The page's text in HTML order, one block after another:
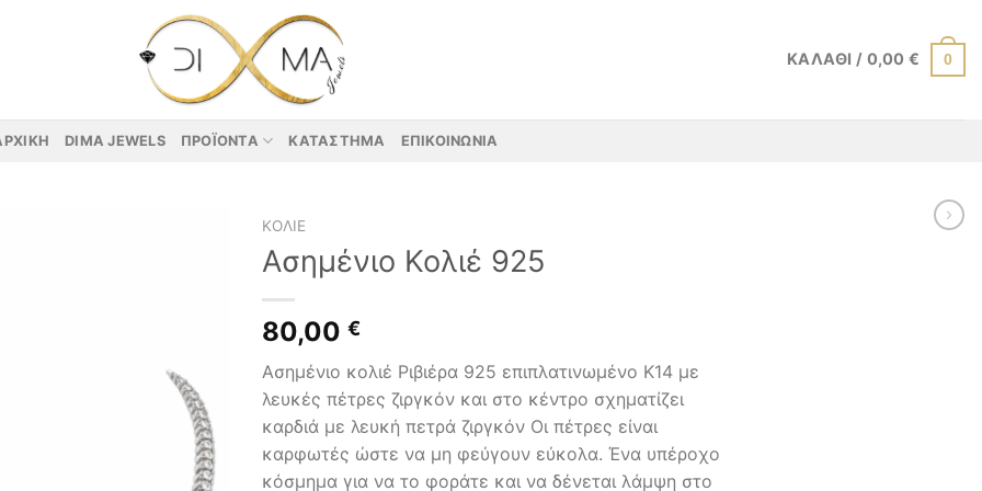
ΚΑΛΆΘΙ / 0,00€ 0
DIMA JEWELS ΠΡΟΪΌΝΤΑ ΚΑΤΆΣΤΗΜΑ ΕΠΙΚΟΙΝΩΝΊΑ
ΚΟΛΙΈ
Ασημένιο Κολιέ 925
80,00 €
Ασημένιο κολιέ Ριβιέρα 925 επιπλατινωμένο Κ14 με
λευκές πέτρες ζιργκόν και στο κέντρο σχηματίζει
καρδιά με λευκή πετρά ζιργκόν Οι πέτρες είναι
καρφωτές ώστε να μη φεύγουν εύκολα. Ένα υπέροχο
κόσμημα για να το φοράτε και να δένεται λάμψη στο